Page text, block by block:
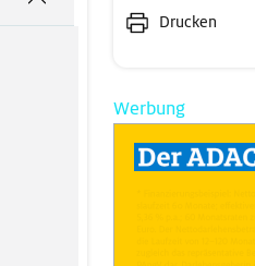
Drucken
Werbung